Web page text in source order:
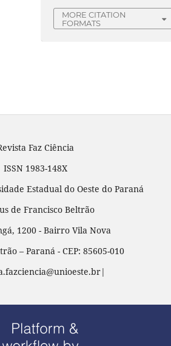
MORE CITATION
FORMATS
Faz Ciência
ISSN 1983-148X
Estadual do Oeste do Paraná
de Francisco Beltrão
1200 - Bairro Vila Nova
– Paraná - CEP: 85605-010